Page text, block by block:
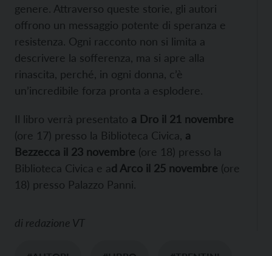
genere. Attraverso queste storie, gli autori
offrono un messaggio potente di speranza e
resistenza. Ogni racconto non si limita a
descrivere la sofferenza, ma si apre alla
rinascita, perché, in ogni donna, c’è
un’incredibile forza pronta a esplodere.
Il libro verrà presentato a Dro il 21 novembre
(ore 17) presso la Biblioteca Civica, a
Bezzecca il 23 novembre (ore 18) presso la
Biblioteca Civica e ad Arco il 25 novembre (ore
18) presso Palazzo Panni.
di redazione VT